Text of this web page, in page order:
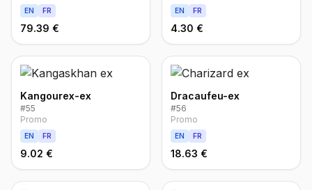
EN FR
79.39 €
EN FR
4.30 €
Kangourex-ex
#55
Promo
EN FR
9.02 €
Dracaufeu-ex
#56
Promo
EN FR
18.63 €